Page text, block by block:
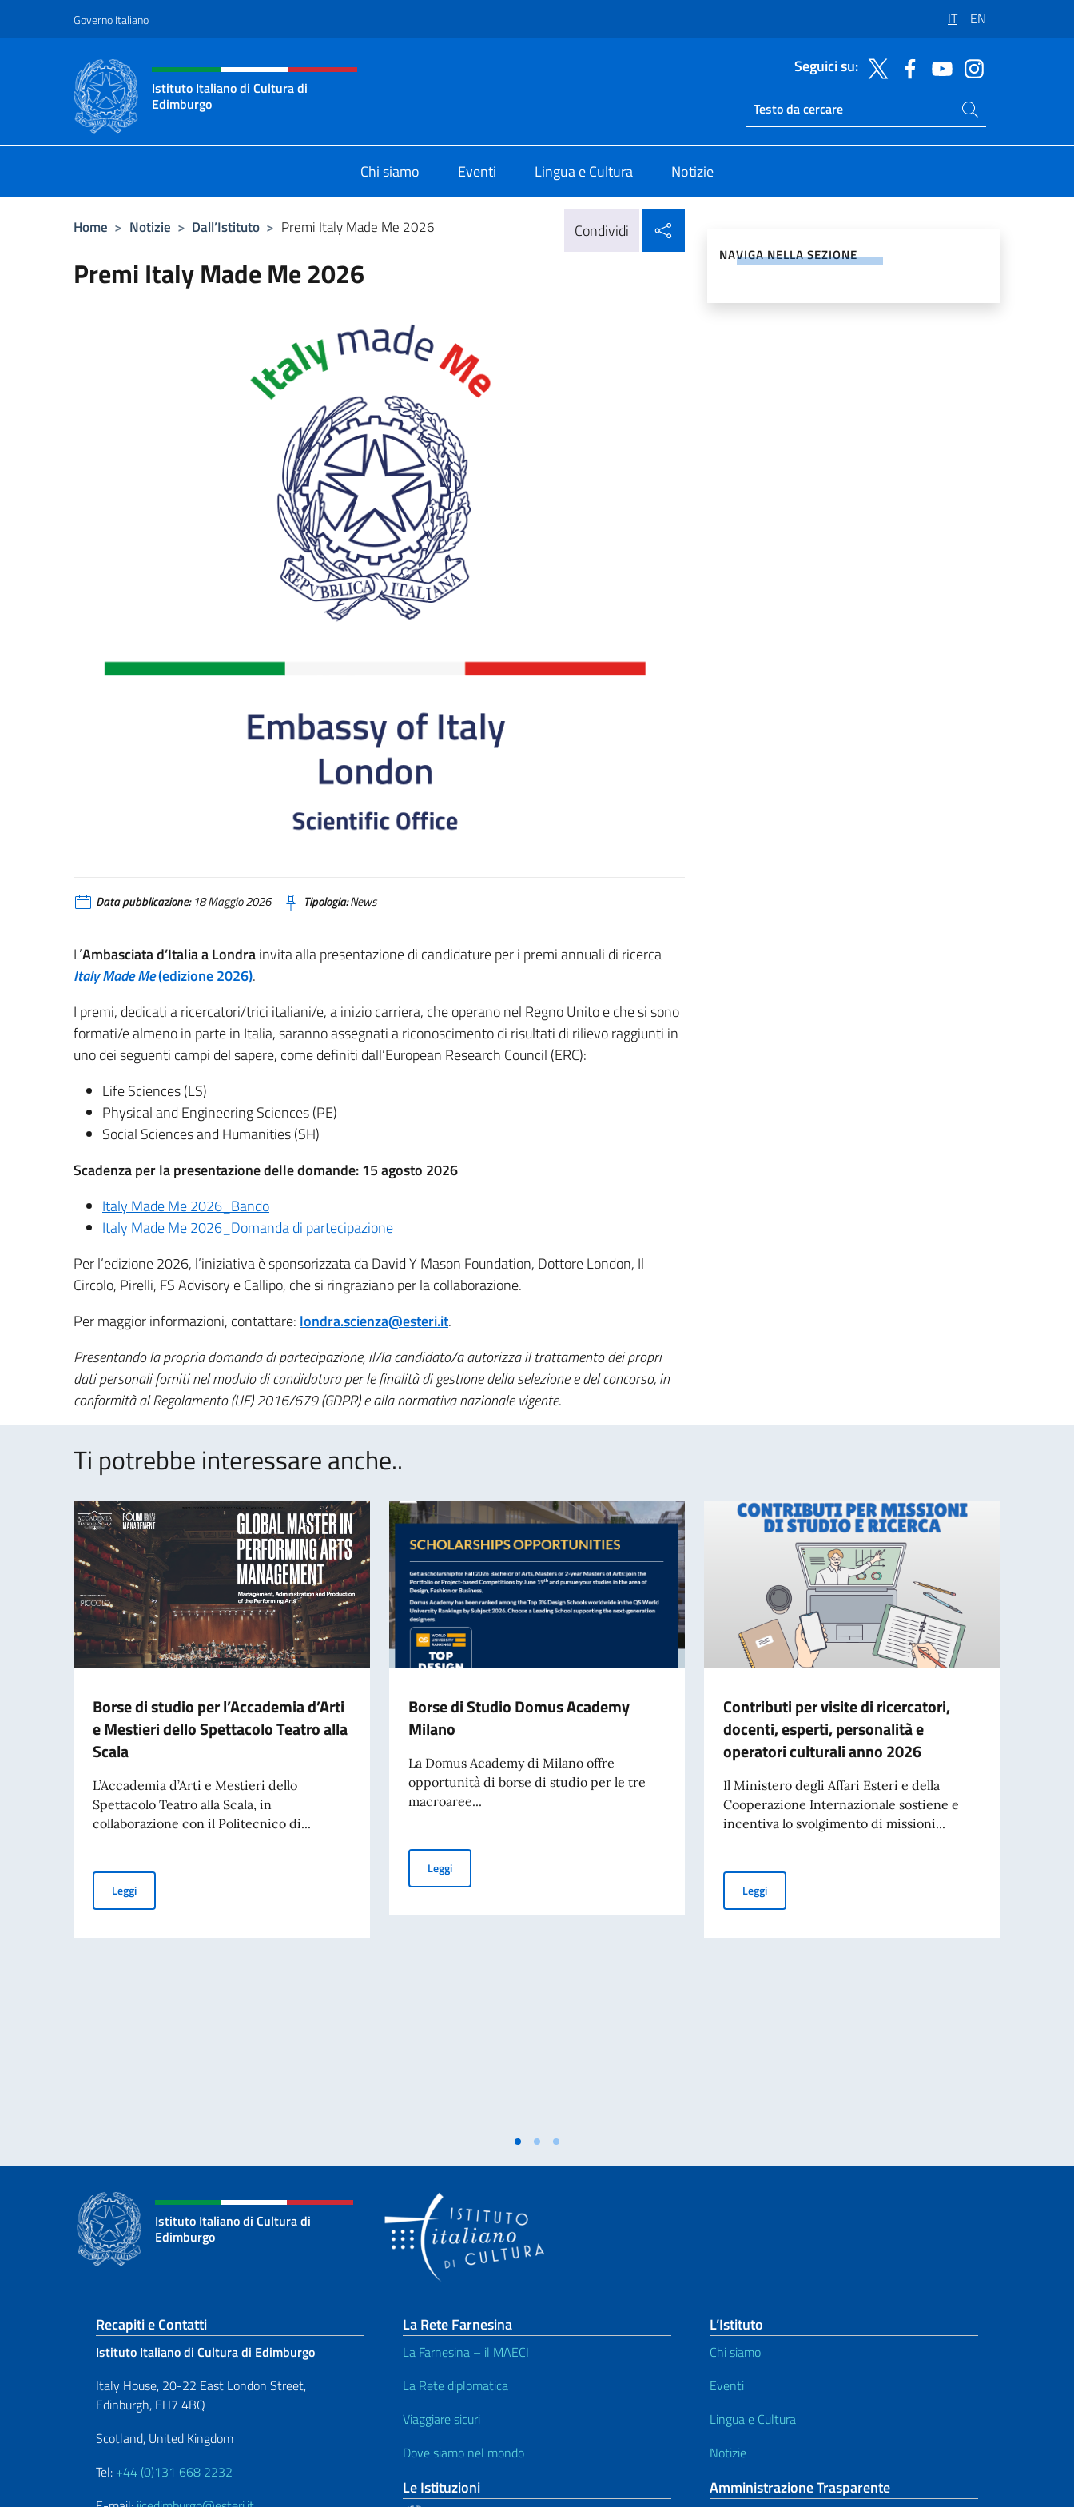
Governo Italiano IT EN
Intestazione sito, social e menù
Istituto Italiano di Cultura di
Edimburgo
Seguici su:
Ricerca sito live
Cerca nel sito
Chi siamo Eventi Lingua e Cultura Notizie
Home > Notizie > Dall’Istituto > Premi Italy Made Me 2026 Condividi
Premi Italy Made Me 2026
Data pubblicazione:18 Maggio 2026 Tipologia:News
L’Ambasciata d’Italia a Londrainvita alla presentazione di candidature per i premi annuali di ricerca
Italy Made Me(edizione 2026).
I premi, dedicati a ricercatori/trici italiani/e, a inizio carriera, che operano nel Regno Unito e che si sono
formati/e almeno in parte in Italia, saranno assegnati a riconoscimento di risultati di rilievo raggiunti in
uno dei seguenti campi del sapere, come definiti dall’European Research Council (ERC):
Life Sciences (LS)
Physical and Engineering Sciences (PE)
Social Sciences and Humanities (SH)
Scadenza per la presentazione delle domande: 15 agosto 2026
Italy Made Me 2026_Bando
Italy Made Me 2026_Domanda di partecipazione
Per l’edizione 2026, l’iniziativa è sponsorizzata da David Y Mason Foundation, Dottore London, Il
Circolo, Pirelli, FS Advisory e Callipo, che si ringraziano per la collaborazione.
Per maggior informazioni, contattare: londra.scienza@esteri.it.
Presentando la propria domanda di partecipazione, il/la candidato/a autorizza il trattamento dei propri
dati personali forniti nel modulo di candidatura per le finalità di gestione della selezione e del concorso, in
conformità al Regolamento (UE) 2016/679 (GDPR) e alla normativa nazionale vigente.
NAVIGA NELLA SEZIONE
Ti potrebbe interessare anche..
Borse di studio per l’Accademia d’Arti
e Mestieri dello Spettacolo Teatro alla
Scala
L’Accademia d’Arti e Mestieri dello
Spettacolo Teatro alla Scala, in
collaborazione con il Politecnico di...
LeggiBorse di studio per l’Accademia d’Arti e Mestieri dello Spettacolo Teatro alla Scala
Borse di Studio Domus Academy
Milano
La Domus Academy di Milano offre
opportunità di borse di studio per le tre
macroaree...
LeggiBorse di Studio Domus Academy Milano
Contributi per visite di ricercatori,
docenti, esperti, personalità e
operatori culturali anno 2026
Il Ministero degli Affari Esteri e della
Cooperazione Internazionale sostiene e
incentiva lo svolgimento di missioni...
LeggiContributi per visite di ricercatori, docenti, esperti, personalità
Istituto Italiano di Cultura di
Edimburgo
Sezione footer
Recapiti e Contatti
Istituto Italiano di Cultura di Edimburgo
Italy House, 20-22 East London Street,
Edinburgh, EH7 4BQ
Scotland, United Kingdom
Tel: +44 (0)131 668 2232
La Rete Farnesina
La Farnesina – il MAECI
La Rete diplomatica
Viaggiare sicuri
Dove siamo nel mondo
Le Istituzioni
L’Istituto
Chi siamo
Eventi
Lingua e Cultura
Notizie
Amministrazione Trasparente